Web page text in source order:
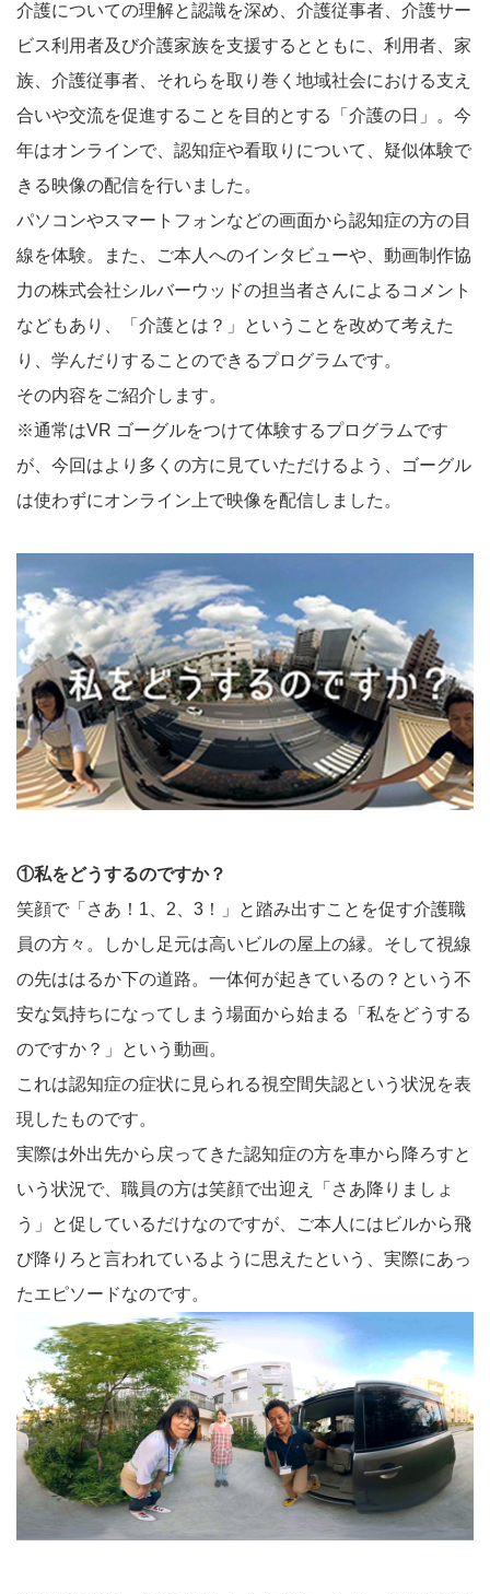
介護についての理解と認識を深め、介護従事者、介護サー
ビス利用者及び介護家族を支援するとともに、利用者、家
族、介護従事者、それらを取り巻く地域社会における支え
合いや交流を促進することを目的とする「介護の日」。今
年はオンラインで、認知症や看取りについて、疑似体験で
きる映像の配信を行いました。
パソコンやスマートフォンなどの画面から認知症の方の目
線を体験。また、ご本人へのインタビューや、動画制作協
力の株式会社シルバーウッドの担当者さんによるコメント
などもあり、「介護とは？」ということを改めて考えた
り、学んだりすることのできるプログラムです。
その内容をご紹介します。
※通常はVR ゴーグルをつけて体験するプログラムです
が、今回はより多くの方に見ていただけるよう、ゴーグル
は使わずにオンライン上で映像を配信しました。
①私をどうするのですか？
笑顔で「さあ！1、2、3！」と踏み出すことを促す介護職
員の方々。しかし足元は高いビルの屋上の縁。そして視線
の先ははるか下の道路。一体何が起きているの？という不
安な気持ちになってしまう場面から始まる「私をどうする
のですか？」という動画。
これは認知症の症状に見られる視空間失認という状況を表
現したものです。
実際は外出先から戻ってきた認知症の方を車から降ろすと
いう状況で、職員の方は笑顔で出迎え「さあ降りましょ
う」と促しているだけなのですが、ご本人にはビルから飛
び降りろと言われているように思えたという、実際にあっ
たエピソードなのです。